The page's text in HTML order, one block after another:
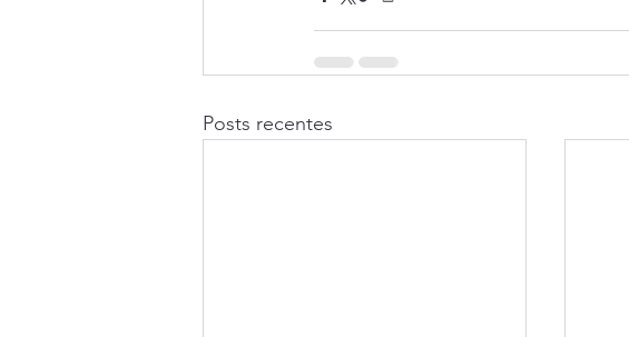
Posts recentes